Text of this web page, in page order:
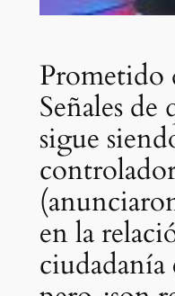
Prometido
Señales
sigue
en la
ciudadanía